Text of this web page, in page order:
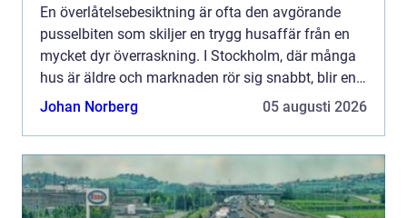
En överlåtelsebesiktning är ofta den avgörande
pusselbiten som skiljer en trygg husaffär från en
mycket dyr överraskning. I Stockholm, där många
hus är äldre och marknaden rör sig snabbt, blir en
genomtänkt besiktning extra viktig. Med rätt
Johan Norberg 05 augusti 2026